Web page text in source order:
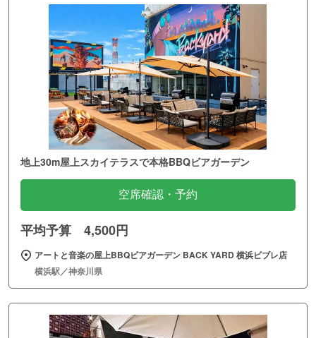
地上30m屋上スカイテラスで本格BBQビアガーデン
空席確認・予約
平均予算 4,500円
アートと音楽の屋上BBQビアガーデン BACK YARD 横浜ビブレ店
横浜駅／神奈川県